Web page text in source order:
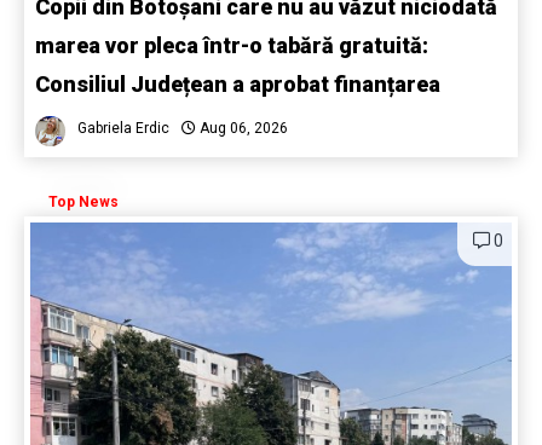
Copii din Botoșani care nu au văzut niciodată
marea vor pleca într-o tabără gratuită:
Consiliul Județean a aprobat finanțarea
Gabriela Erdic Aug 06, 2026
Top News
0